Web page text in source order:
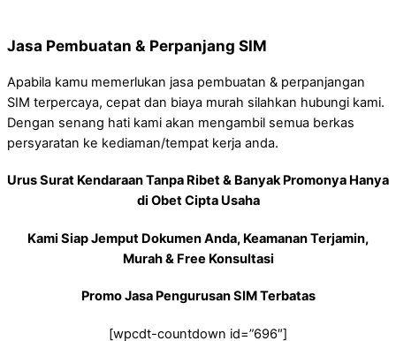
Jasa Pembuatan & Perpanjang SIM
Apabila kamu memerlukan jasa pembuatan & perpanjangan
SIM terpercaya, cepat dan biaya murah silahkan hubungi kami.
Dengan senang hati kami akan mengambil semua berkas
persyaratan ke kediaman/tempat kerja anda.
Urus Surat Kendaraan Tanpa Ribet & Banyak Promonya Hanya
di Obet Cipta Usaha
Kami Siap Jemput Dokumen Anda, Keamanan Terjamin,
Murah & Free Konsultasi
Promo Jasa Pengurusan SIM Terbatas
[wpcdt-countdown id=”696″]